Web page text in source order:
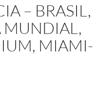
– BRASIL,
MUNDIAL,
MIAMI-